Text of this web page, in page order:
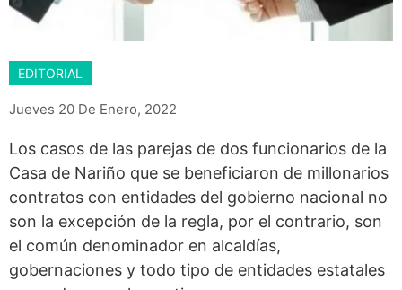
EDITORIAL
Jueves 20 De Enero, 2022
Los casos de las parejas de dos funcionarios de la
Casa de Nariño que se beneficiaron de millonarios
contratos con entidades del gobierno nacional no
son la excepción de la regla, por el contrario, son
el común denominador en alcaldías,
gobernaciones y todo tipo de entidades estatales